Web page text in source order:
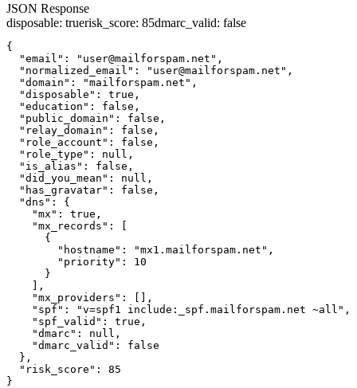
JSON Response
disposable: truerisk_score: 85dmarc_valid: false
{
  "email": "user@mailforspam.net",
  "normalized_email": "user@mailforspam.net",
  "domain": "mailforspam.net",
  "disposable": true,
  "education": false,
  "public_domain": false,
  "relay_domain": false,
  "role_account": false,
  "role_type": null,
  "is_alias": false,
  "did_you_mean": null,
  "has_gravatar": false,
  "dns": {
    "mx": true,
    "mx_records": [
      {
        "hostname": "mx1.mailforspam.net",
        "priority": 10
      }
    ],
    "mx_providers": [],
    "spf": "v=spf1 include:_spf.mailforspam.net ~all",
    "spf_valid": true,
    "dmarc": null,
    "dmarc_valid": false
  },
  "risk_score": 85
}